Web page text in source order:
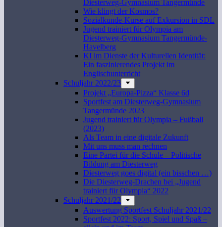
Diesterweg-Gymnasium Tangermünde
Wie klingt der Kosmos?
Sozialkunde-Kurse auf Exkursion in SDL
Jugend trainiert für Olympia am
Diesterweg-Gymnasium Tangermünde-
Havelberg
KI im Dienste der Kulturellen Identität:
Ein faszinierendes Projekt im
Englischunterricht
Schuljahr 2022/23
Projekt „Europa-Pizza“ Klasse 6d
Sportfest am Diesterweg-Gymnasium
Tangermünde 2023
Jugend trainiert für Olympia – Fußball
(2023)
Als Team in eine digitale Zukunft
Mit uns muss man rechnen
Eine Partei für die Schule – Politische
Bildung am Diesterweg
Diesterweg goes digital (ein bisschen …)
Die Diesterweg-Drachen bei „Jugend
trainiert für Olympia“ 2022
Schuljahr 2021/22
Auswertung Sportfest Schuljahr 2021/22
Sportfest 2022: Sport, Spiel und Spaß –